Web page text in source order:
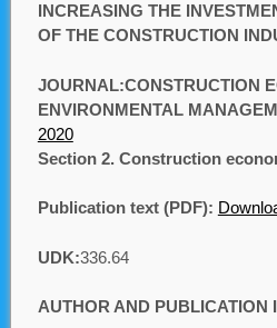
INCREASING THE
OF THE CONSTRUCTION
JOURNAL:CONSTRUCTION
ENVIRONMENTAL
2020
Section 2. Construction
Publication text (PDF):
UDK:336.64
AUTHOR AND PUBLICATION